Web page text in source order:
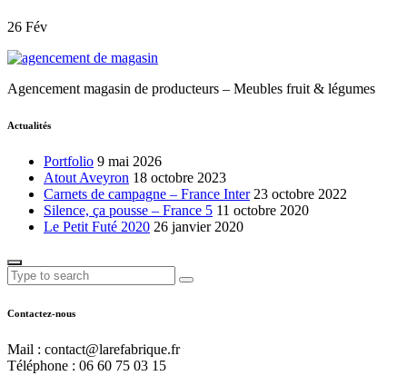
26 Fév
Agencement magasin de producteurs – Meubles fruit & légumes
Actualités
Portfolio 9 mai 2026
Atout Aveyron 18 octobre 2023
Carnets de campagne – France Inter 23 octobre 2022
Silence, ça pousse – France 5 11 octobre 2020
Le Petit Futé 2020 26 janvier 2020
Contactez-nous
Mail : contact@larefabrique.fr
Téléphone : 06 60 75 03 15